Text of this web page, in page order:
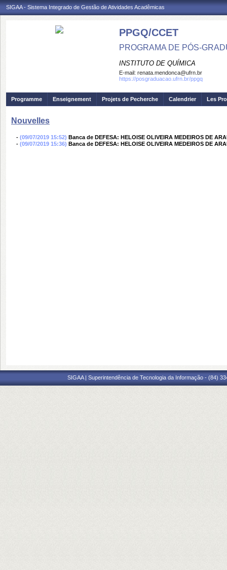
SIGAA - Sistema Integrado de Gestão de Atividades Acadêmicas
PPGQ/CCET
PROGRAMA DE PÓS-
INSTITUTO DE QUÍMICA
E-mail: renata.mendonca@ufrn.br
https://posgraduacao.ufrn.br/ppgq
Programme Enseignement Projets de Pecherche Calendrier Les
Nouvelles
- (09/07/2019 15:52) Banca de DEFESA: HELOISE OLIVEIRA MEDEIROS DE
- (09/07/2019 15:36) Banca de DEFESA: HELOISE OLIVEIRA MEDEIROS DE
SIGAA | Superintendência de Tecnologia da Informação - (84)